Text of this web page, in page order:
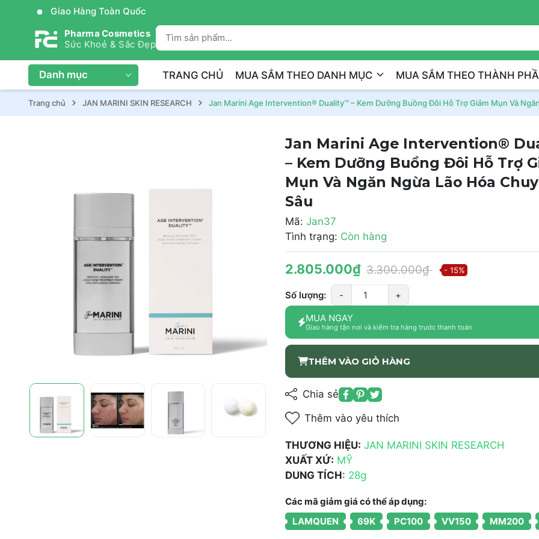
Giao Hàng Toàn Quốc
Pharma Cosmetics
Sức Khoẻ & Sắc Đẹp
Danh mục TRANG CHỦ MUA SẮM THEO DANH MỤC MUA SẮM THEO THÀNH
Trang chủ JAN MARINI SKIN RESEARCH Jan Marini Age Intervention® Duality™ – Kem Dưỡng Buồng Đôi Hỗ Trợ Giảm Mụn Và
Jan Marini Age Intervention®
– Kem Dưỡng Buồng Đôi Hỗ Trợ
Mụn Và Ngăn Ngừa Lão Hóa
Sâu
Mã: Jan37
Tình trạng: Còn hàng
2.805.000₫ 3.300.000₫ - 15%
Số lượng: - +
MUA NGAY
Giao hàng tận nơi và kiểm tra hàng trước thanh toán
THÊM VÀO GIỎ HÀNG
Chia sẻ
Thêm vào yêu thích
THƯƠNG HIỆU: JAN MARINI SKIN RESEARCH
XUẤT XỨ: MỸ
DUNG TÍCH: 28g
Các mã giảm giá có thể áp dụng:
LAMQUEN
69K PC100 VV150 MM200